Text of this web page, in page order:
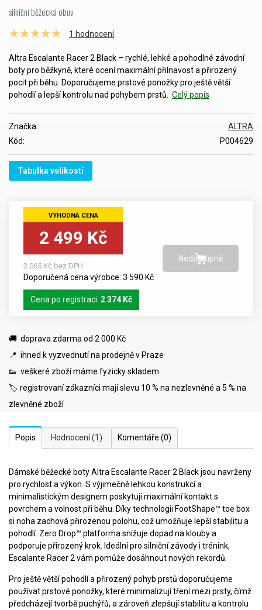
silniční běžecká obuv
1 hodnocení
Altra Escalante Racer 2 Black – rychlé, lehké a pohodlné závodní
boty pro běžkyně, které ocení maximální přilnavost a přirozený
pocit při běhu. Doporučujeme prstové ponožky pro ještě větší
pohodlí a lepší kontrolu nad pohybem prstů.
Celý popis
ALTRA
Značka:
P004629
Kód:
Tabulka velikostí
2 499 Kč
2 065 Kč bez DPH
Doporučená cena výrobce: 3 590 Kč
Cena po registraci: 2 374 Kč
🚚 doprava zdarma od 2 000 Kč
📍 ihned k vyzvednutí na prodejně v Praze
👟 veškeré zboží máme fyzicky skladem
🏷️ registrovaní zákazníci mají slevu 10 % na nezlevněné a 5 % na
zlevněné zboží
Popis Hodnocení(1) Komentáře (0)
Dámské běžecké boty Altra Escalante Racer 2 Black jsou navrženy
pro rychlost a výkon. S výjimečně lehkou konstrukcí a
minimalistickým designem poskytují maximální kontakt s
povrchem a volnost při běhu. Díky technologii FootShape™ toe box
si noha zachová přirozenou polohu, což umožňuje lepší stabilitu a
pohodlí. Zero Drop™ platforma snižuje dopad na klouby a
podporuje přirozený krok. Ideální pro silniční závody i trénink,
Escalante Racer 2 vám pomůže dosáhnout nových rekordů.
Pro ještě větší pohodlí a přirozený pohyb prstů doporučujeme
používat prstové ponožky, které minimalizují tření mezi prsty, čímž
předcházejí tvorbě puchýřů, a zároveň zlepšují stabilitu a kontrolu